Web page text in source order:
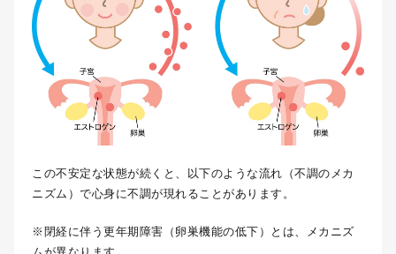
この不安定な状態が続くと、以下のような流れ（不調のメカ
ニズム）で心身に不調が現れることがあります。
※閉経に伴う更年期障害（卵巣機能の低下）とは、メカニズ